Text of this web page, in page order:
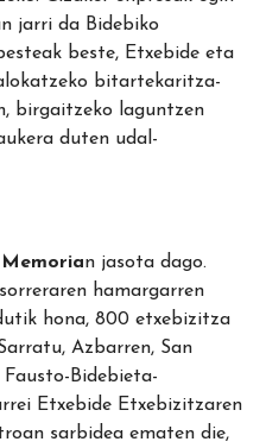
jarri da Bidebiko
beste, Etxebide eta
bitartekaritza-
birgaitzeko laguntzen
duten udal-
n jasota dago.
hamargarren
hona, 800 etxebizitza
Azbarren, San
Bidebieta-
Etxebide Etxebizitzaren
sarbidea ematen die,